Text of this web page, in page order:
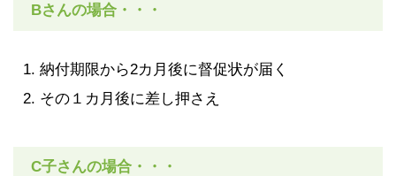
Bさんの場合・・・
納付期限から2カ月後に督促状が届く
その１カ月後に差し押さえ
C子さんの場合・・・